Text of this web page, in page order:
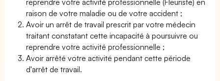
raison de votre maladie ou de votre accident ;
Avoir un arrêt de travail prescrit par votre médecin
traitant constatant cette incapacité à poursuivre ou
reprendre votre activité professionnelle ;
Avoir arrêté votre activité pendant cette période
d'arrêt de travail.